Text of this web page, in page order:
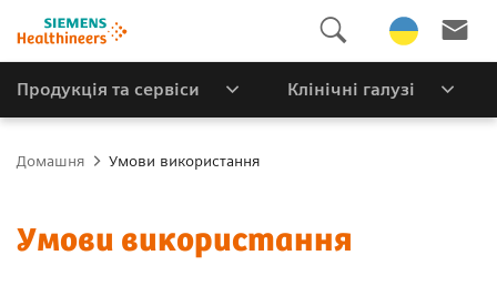
Продукція та сервіси Клінічні галузі
Домашня Умови використання
Умови використання